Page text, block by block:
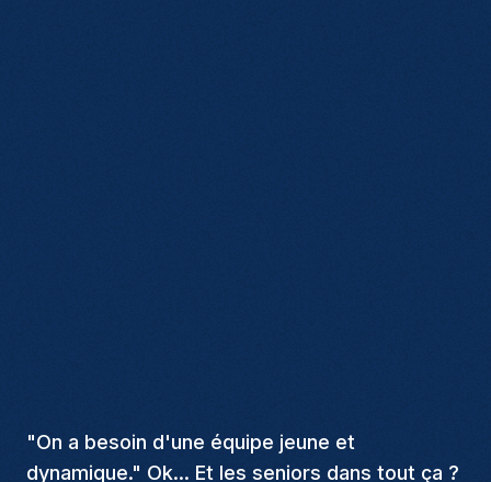
"On a besoin d'une équipe jeune et
dynamique." Ok... Et les seniors dans tout ça ?